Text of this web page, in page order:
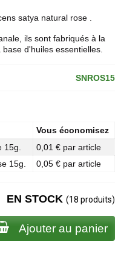
satya natural rose .
ils sont fabriqués à la
d'huiles essentielles.
SNROS15
Vous économisez
0,01 € par article
15g.
0,05 € par article
EN STOCK (18 produits)
Ajouter au panier